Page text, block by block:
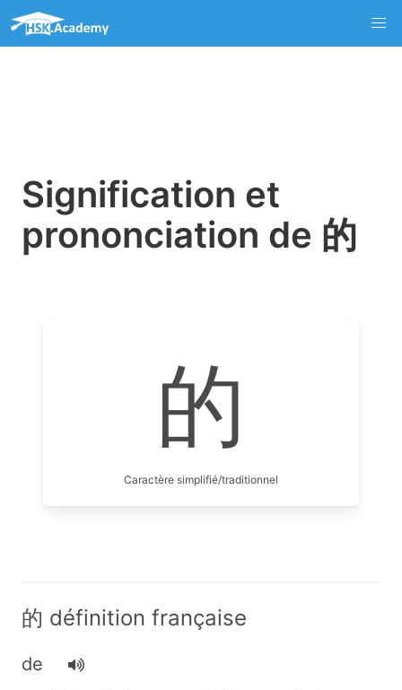
Signification et
prononciation de 的
的
Caractère simplifié/traditionnel
的 définition française
de